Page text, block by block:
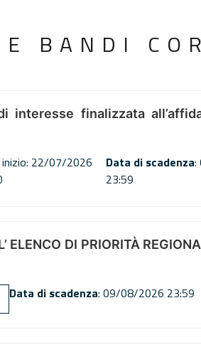
BANDI
interesse finalizzata
22/07/2026
Data di scadenza:
23:59
ELENCO DI PRIORITÀ
Data di scadenza: 09/08/2026 23:59